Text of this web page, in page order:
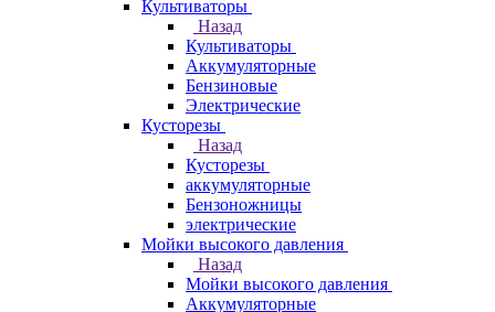
Культиваторы
Назад
Культиваторы
Аккумуляторные
Бензиновые
Электрические
Кусторезы
Назад
Кусторезы
аккумуляторные
Бензоножницы
электрические
Мойки высокого давления
Назад
Мойки высокого давления
Аккумуляторные